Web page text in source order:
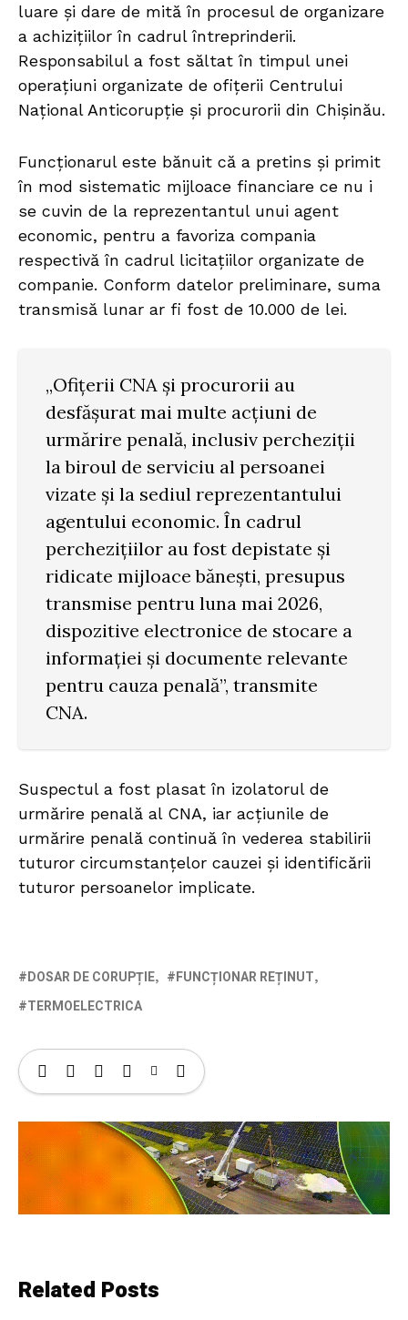
luare și dare de mită în procesul de organizare
a achizițiilor în cadrul întreprinderii.
Responsabilul a fost săltat în timpul unei
operațiuni organizate de ofițerii Centrului
Național Anticorupție și procurorii din Chișinău.
Funcționarul este bănuit că a pretins și primit
în mod sistematic mijloace financiare ce nu i
se cuvin de la reprezentantul unui agent
economic, pentru a favoriza compania
respectivă în cadrul licitațiilor organizate de
companie. Conform datelor preliminare, suma
transmisă lunar ar fi fost de 10.000 de lei.
„Ofițerii CNA și procurorii au
desfășurat mai multe acțiuni de
urmărire penală, inclusiv percheziții
la biroul de serviciu al persoanei
vizate și la sediul reprezentantului
agentului economic. În cadrul
perchezițiilor au fost depistate și
ridicate mijloace bănești, presupus
transmise pentru luna mai 2026,
dispozitive electronice de stocare a
informației și documente relevante
pentru cauza penală”, transmite
CNA.
Suspectul a fost plasat în izolatorul de
urmărire penală al CNA, iar acțiunile de
urmărire penală continuă în vederea stabilirii
tuturor circumstanțelor cauzei și identificării
tuturor persoanelor implicate.
DOSAR DE CORUPȚIE
FUNCȚIONAR REȚINUT
TERMOELECTRICA
Related Posts